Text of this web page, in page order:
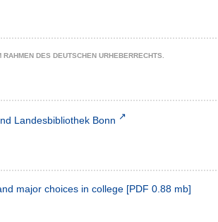
DES DEUTSCHEN URHEBERRECHTS.
Landesbibliothek Bonn
major choices in college [PDF 0.88 mb]